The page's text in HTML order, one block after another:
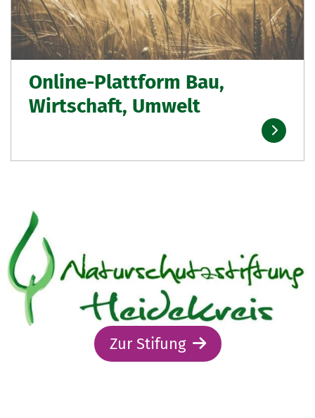
Online-Plattform Bau,
Wirtschaft, Umwelt
Zur Stifung